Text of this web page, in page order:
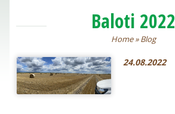
Baloti 2022
Home»Blog
24.08.2022